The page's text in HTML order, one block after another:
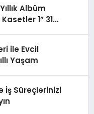
Albüm
1” 31
ile Evcil
Yaşam
İş Süreçlerinizi